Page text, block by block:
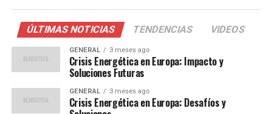
La tecnología ha sido un catalizador para el cambio en
el sector educativo, permitiendo a los estudiantes
acceder a recursos de aprendizaje en línea y participar
en clases virtuales. Según un informe de la UNESCO, el
70% de las instituciones educativas en América Latina
han integrado algún tipo de tecnología digital en su
currículo.
ÚLTIMAS NOTICIAS TENDENCIAS VIDEOS
GENERAL 3 meses ago
Crisis Energética en Europa: Impacto y
Soluciones Futuras
GENERAL 3 meses ago
Crisis Energética en Europa: Desafíos y